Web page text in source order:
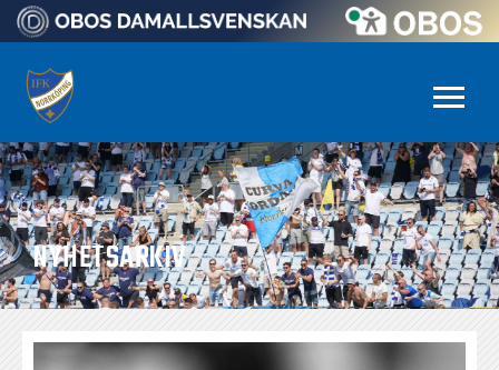
NYHETSARKIV